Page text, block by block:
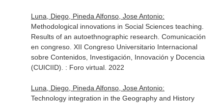
Luna, Diego, Pineda Alfonso, Jose Antonio:
Methodological innovations in Social Sciences teaching.
Results of an autoethnographic research. Comunicación
en congreso. XII Congreso Universitario Internacional
sobre Contenidos, Investigación, Innovación y Docencia
(CUICIID). : Foro virtual. 2022
Luna, Diego, Pineda Alfonso, Jose Antonio:
Technology integration in the Geography and History